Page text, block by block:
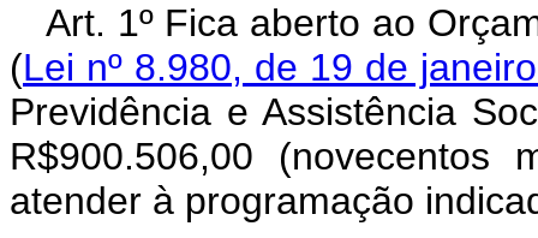
Art. 1º Fica aberto ao
(Lei nº 8.980, de 19 de
Previdência e Assistência
R$900.506,00
atender à programação